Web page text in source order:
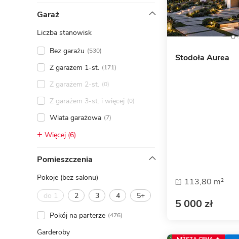
Zobacz wszystkie porady
Garaż
Liczba stanowisk
Bez garażu (530)
Z garażem 1-st. (171)
Z garażem 2-st. (0)
Z garażem 3-st. i więcej (0)
Wiata garażowa (7)
Więcej (6)
Pomieszczenia
Pokoje (bez salonu)
do 1
2 3 4 5+
Pokój na parterze (476)
Garderoby
Stodoła Aurea
113,80 m²
5 000 zł